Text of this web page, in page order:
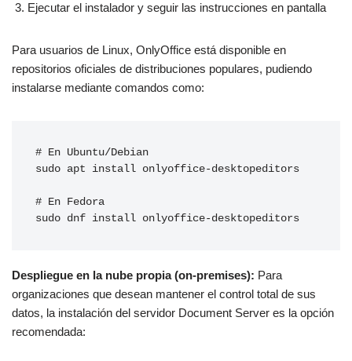
Ejecutar el instalador y seguir las instrucciones en pantalla
Para usuarios de Linux, OnlyOffice está disponible en
repositorios oficiales de distribuciones populares, pudiendo
instalarse mediante comandos como:
# En Ubuntu/Debian
sudo apt install onlyoffice-desktopeditors
# En Fedora
Despliegue en la nube propia (on-premises): Para
organizaciones que desean mantener el control total de sus
datos, la instalación del servidor Document Server es la opción
recomendada: